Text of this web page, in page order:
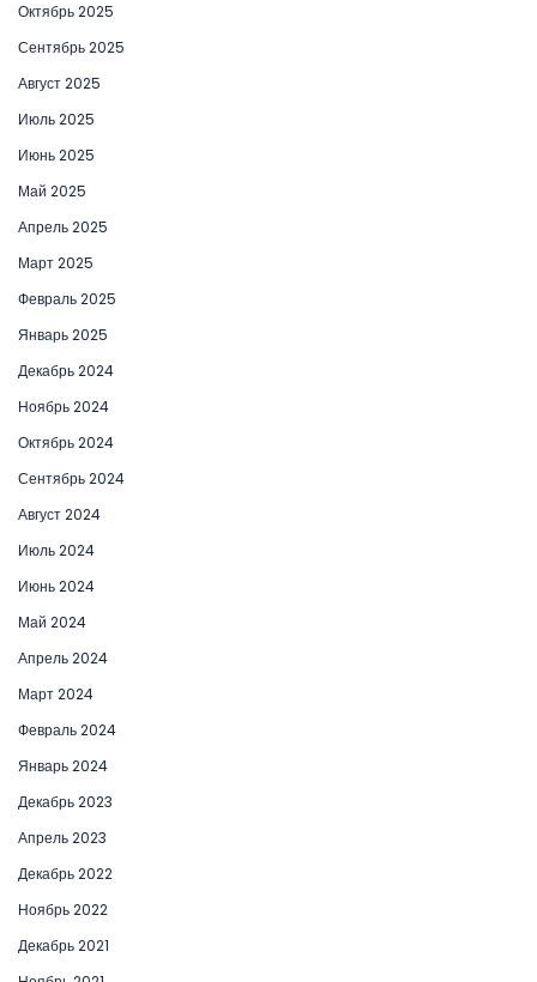
Октябрь 2025
Сентябрь 2025
Август 2025
Июль 2025
Июнь 2025
Май 2025
Апрель 2025
Март 2025
Февраль 2025
Январь 2025
Декабрь 2024
Ноябрь 2024
Октябрь 2024
Сентябрь 2024
Август 2024
Июль 2024
Июнь 2024
Май 2024
Апрель 2024
Март 2024
Февраль 2024
Январь 2024
Декабрь 2023
Апрель 2023
Декабрь 2022
Ноябрь 2022
Декабрь 2021